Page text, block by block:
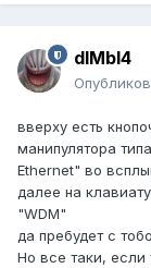
dIMbI4
вверху есть
манипулятора
Ethernet" во
далее на
"WDM"
да пребудет с
Но все таки, если